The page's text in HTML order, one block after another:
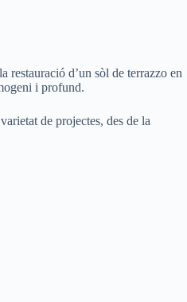
restauració d’un sòl de terrazzo en
i profund.
de projectes, des de la